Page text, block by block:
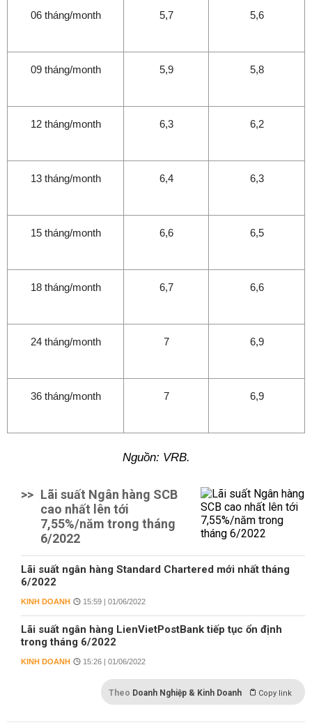
06 tháng/month 5,7 5,6
09 tháng/month 5,9 5,8
12 tháng/month 6,3 6,2
13 tháng/month 6,4 6,3
15 tháng/month 6,6 6,5
18 tháng/month 6,7 6,6
24 tháng/month 7 6,9
36 tháng/month 7 6,9
Nguồn: VRB.
>> Lãi suất Ngân hàng SCB
cao nhất lên tới
7,55%/năm trong tháng
6/2022
Lãi suất ngân hàng Standard Chartered mới nhất tháng
6/2022
KINH DOANH 15:59 | 01/06/2022
Lãi suất ngân hàng LienVietPostBank tiếp tục ổn định
trong tháng 6/2022
KINH DOANH 15:26 | 01/06/2022
Theo Doanh Nghiệp & Kinh Doanh Copy link